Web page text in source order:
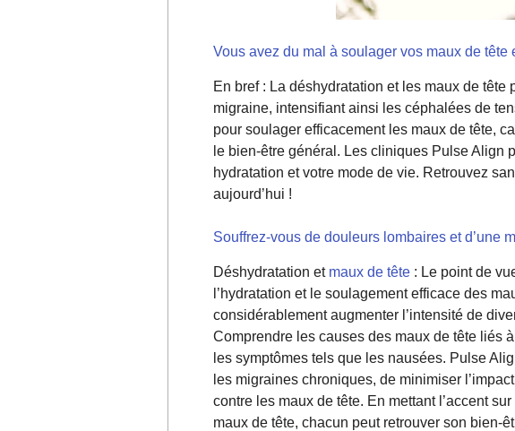
Vous avez du mal à soulager vos maux de
En bref : La déshydratation et les maux de
migraine, intensifiant ainsi les céphalées de
pour soulager efficacement les maux de tête,
le bien-être général. Les cliniques Pulse Align
hydratation et votre mode de vie. Retrouvez
aujourd’hui !
Souffrez-vous de douleurs lombaires et d’une
Déshydratation et maux de tête : Le point de
l’hydratation et le soulagement efficace des
considérablement augmenter l’intensité de
Comprendre les causes des maux de tête liés
les symptômes tels que les nausées. Pulse
les migraines chroniques, de minimiser
contre les maux de tête. En mettant l’accent
maux de tête, chacun peut retrouver son bien-